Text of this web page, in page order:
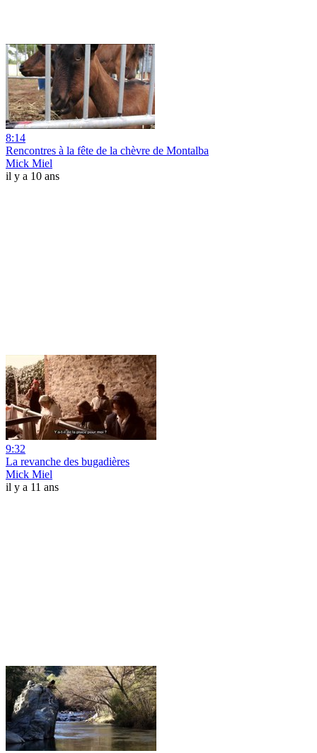
8:14
Rencontres à la fête de la chèvre de Montalba
Mick Miel
il y a 10 ans
9:32
La revanche des bugadières
Mick Miel
il y a 11 ans